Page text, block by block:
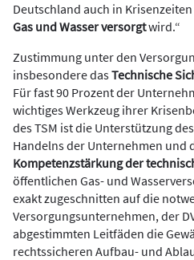
Deutschland auch in
Gas und Wasser versorgtwird.“
Zustimmung unter den
insbesondere dasTechnische
Für fast 90 Prozent der
wichtiges Werkzeug ihrer
des TSM ist die Unterstützung
Handelns der Unternehmen und
Kompetenzstärkung der
öffentlichen Gas- und
exakt zugeschnitten auf die
Versorgungsunternehmen, der
abgestimmten Leitfäden die
rechtssicheren Aufbau- und